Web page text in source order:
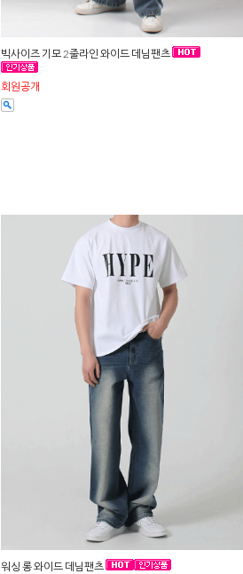
빅사이즈 기모 2줄라인 와이드 데님팬츠
회원공개
워싱 롱 와이드 데님팬츠